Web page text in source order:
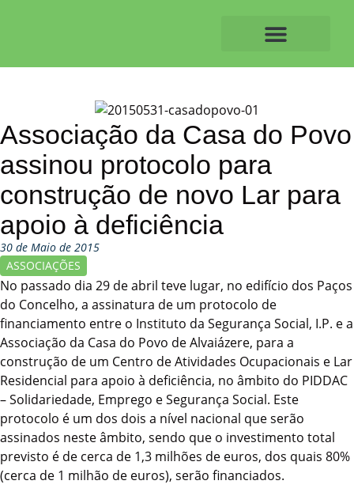
Associação da Casa do Povo
assinou protocolo para
construção de novo Lar para
apoio à deficiência
30 de Maio de 2015
ASSOCIAÇÕES
No passado dia 29 de abril teve lugar, no edifício dos Paços
do Concelho, a assinatura de um protocolo de
financiamento entre o Instituto da Segurança Social, I.P. e a
Associação da Casa do Povo de Alvaiázere, para a
construção de um Centro de Atividades Ocupacionais e Lar
Residencial para apoio à deficiência, no âmbito do PIDDAC
– Solidariedade, Emprego e Segurança Social. Este
protocolo é um dos dois a nível nacional que serão
assinados neste âmbito, sendo que o investimento total
previsto é de cerca de 1,3 milhões de euros, dos quais 80%
(cerca de 1 milhão de euros), serão financiados.